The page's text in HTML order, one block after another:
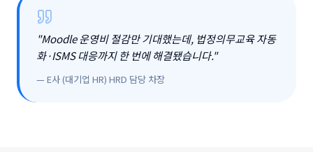
"Moodle 운영비 절감만 기대했는데, 법정의무교육 자동
화·ISMS 대응까지 한 번에 해결됐습니다."
— E사 (대기업 HR) HRD 담당 차장